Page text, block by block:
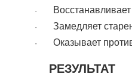
·
· Замедляет
· Оказывает
РЕЗУЛЬТАТ